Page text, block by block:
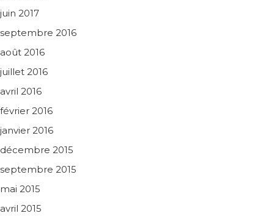
juin 2017
septembre 2016
août 2016
juillet 2016
avril 2016
février 2016
janvier 2016
décembre 2015
septembre 2015
mai 2015
avril 2015